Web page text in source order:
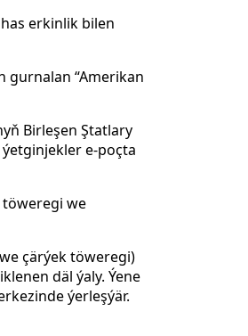
erkinlik bilen
gurnalan “Amerikan
Birleşen Ştatlary
e-poçta
töweregi we
çärýek töweregi)
däl ýaly. Ýene
ýerleşýär.